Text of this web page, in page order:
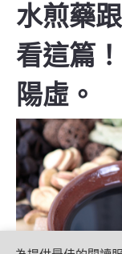
水煎藥
看這篇
陽虛。